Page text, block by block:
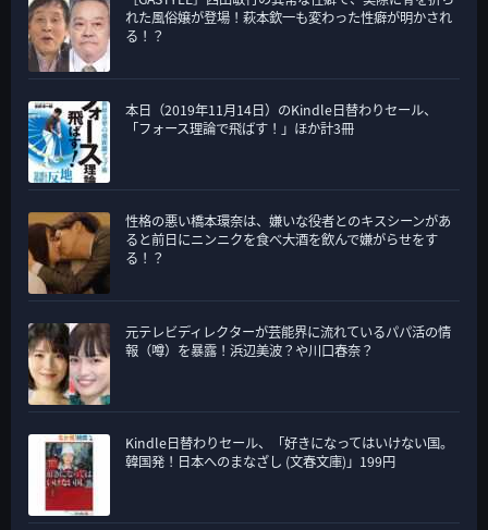
れた風俗嬢が登場！萩本欽一も変わった性癖が明かされ
る！？
本日（2019年11月14日）のKindle日替わりセール、
「フォース理論で飛ばす！」ほか計3冊
性格の悪い橋本環奈は、嫌いな役者とのキスシーンがあ
ると前日にニンニクを食べ大酒を飲んで嫌がらせをす
る！？
元テレビディレクターが芸能界に流れているパパ活の情
報（噂）を暴露！浜辺美波？や川口春奈？
Kindle日替わりセール、「好きになってはいけない国。
韓国発！日本へのまなざし (文春文庫)」199円